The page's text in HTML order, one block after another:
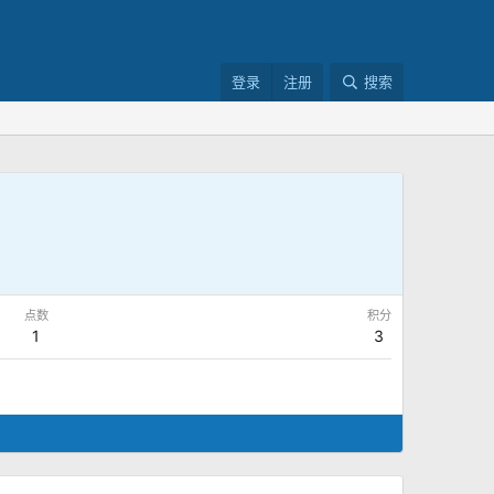
登录 注册 搜索
点数
1
积分
3